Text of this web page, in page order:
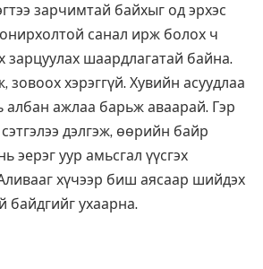
зарчимтай байхыг од эрхэс
санал ирж болох ч
зарцуулах шаардлагатай байна.
хэрэггүй. Хувийн асуудлаа
албан ажлаа барьж аваарай. Гэр
дэлгэж, өөрийн байр
эерэг уур амьсгал үүсгэх
хүчээр биш аясаар шийдэх
байдгийг ухаарна.